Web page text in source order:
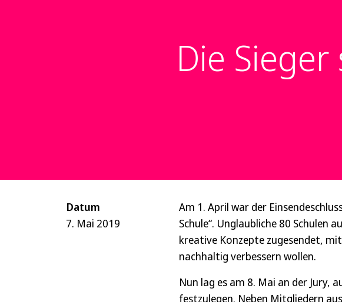
Die
Datum
7. Mai 2019
Am 1. April war der
Schule“. Unglaubliche 80 Schulen
kreative Konzepte zugesendet,
nachhaltig verbessern wollen.
Nun lag es am 8. Mai an der Jury,
festzulegen. Neben Mitgliedern